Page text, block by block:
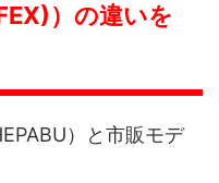
）の違いを
）と市販モデ